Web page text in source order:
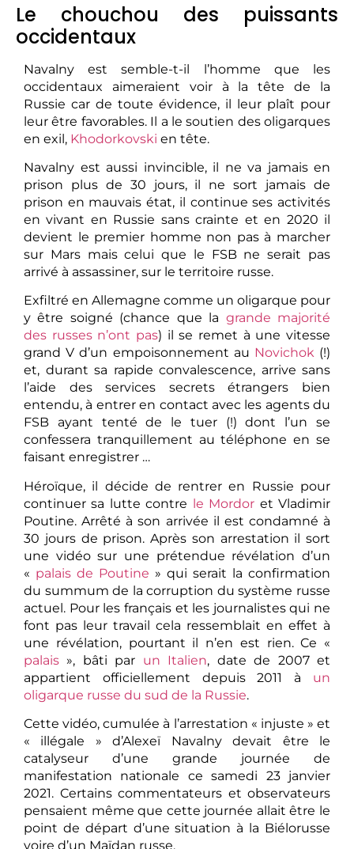
Le chouchou des puissants
occidentaux
Navalny est semble-t-il l’homme que les
occidentaux aimeraient voir à la tête de la
Russie car de toute évidence, il leur plaît pour
leur être favorables. Il a le soutien des oligarques
en exil, Khodorkovski en tête.
Navalny est aussi invincible, il ne va jamais en
prison plus de 30 jours, il ne sort jamais de
prison en mauvais état, il continue ses activités
en vivant en Russie sans crainte et en 2020 il
devient le premier homme non pas à marcher
sur Mars mais celui que le FSB ne serait pas
arrivé à assassiner, sur le territoire russe.
Exfiltré en Allemagne comme un oligarque pour
y être soigné (chance que la grande majorité
des russes n’ont pas) il se remet à une vitesse
grand V d’un empoisonnement au Novichok(!)
et, durant sa rapide convalescence, arrive sans
l’aide des services secrets étrangers bien
entendu, à entrer en contact avec les agents du
FSB ayant tenté de le tuer (!) dont l’un se
confessera tranquillement au téléphone en se
faisant enregistrer …
Héroïque, il décide de rentrer en Russie pour
continuer sa lutte contre le Mordor et Vladimir
Poutine. Arrêté à son arrivée il est condamné à
30 jours de prison. Après son arrestation il sort
une vidéo sur une prétendue révélation d’un
« palais de Poutine » qui serait la confirmation
du summum de la corruption du système russe
actuel. Pour les français et les journalistes qui ne
font pas leur travail cela ressemblait en effet à
une révélation, pourtant il n’en est rien. Ce «
palais », bâti par un Italien, date de 2007 et
appartient officiellement depuis 2011 à un
oligarque russe du sud de la Russie.
Cette vidéo, cumulée à l’arrestation « injuste » et
« illégale » d’Alexeï Navalny devait être le
catalyseur d’une grande journée de
manifestation nationale ce samedi 23 janvier
2021. Certains commentateurs et observateurs
pensaient même que cette journée allait être le
point de départ d’une situation à la Biélorusse
voire d’un Maïdan russe.